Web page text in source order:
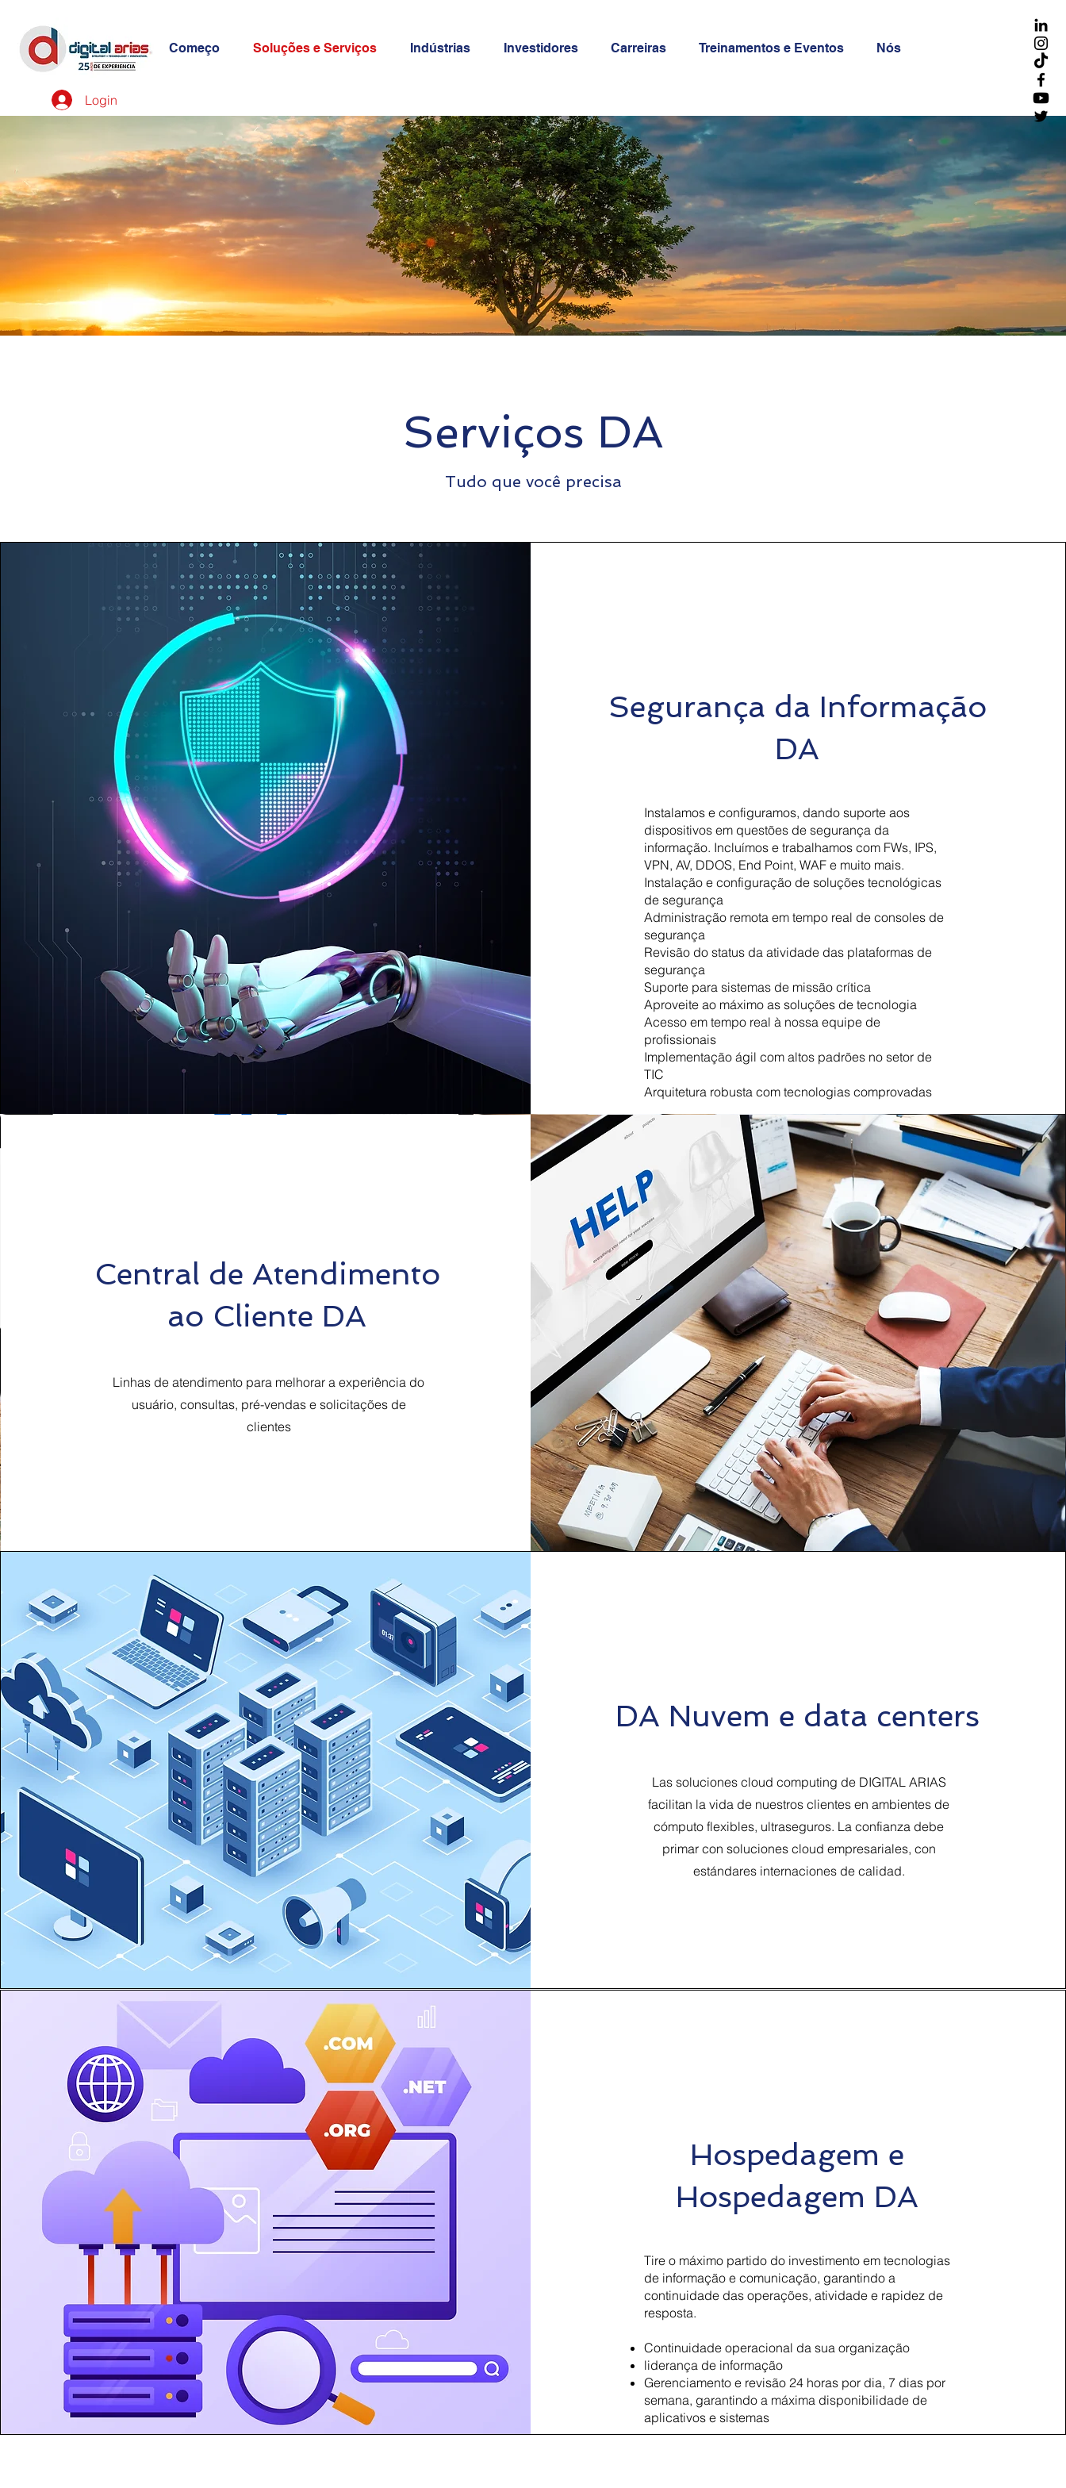
Começo Soluções e Serviços Indústrias Investidores Carreiras Treinamentos e Eventos Nós
Login
Serviços DA
Tudo que você precisa
Segurança da Informação
DA
Instalamos e configuramos, dando suporte aos
dispositivos em questões de segurança da
informação. Incluímos e trabalhamos com FWs, IPS,
VPN, AV, DDOS, End Point, WAF e muito mais.
Instalação e configuração de soluções tecnológicas
de segurança
Administração remota em tempo real de consoles de
segurança
Revisão do status da atividade das plataformas de
segurança
Suporte para sistemas de missão crítica
Aproveite ao máximo as soluções de tecnologia
Acesso em tempo real à nossa equipe de
profissionais
Implementação ágil com altos padrões no setor de
TIC
Arquitetura robusta com tecnologias comprovadas
Central de Atendimento
ao Cliente DA
Linhas de atendimento para melhorar a experiência do
usuário, consultas, pré-vendas e solicitações de
clientes
DA Nuvem e data centers
Las soluciones cloud computing de DIGITAL ARIAS
facilitan la vida de nuestros clientes en ambientes de
cómputo flexibles, ultraseguros. La confianza debe
primar con soluciones cloud empresariales, con
estándares internaciones de calidad.
Hospedagem e
Hospedagem DA
Tire o máximo partido do investimento em tecnologias
de informação e comunicação, garantindo a
continuidade das operações, atividade e rapidez de
resposta.
Continuidade operacional da sua organização
liderança de informação
Gerenciamento e revisão 24 horas por dia, 7 dias por
semana, garantindo a máxima disponibilidade de
aplicativos e sistemas